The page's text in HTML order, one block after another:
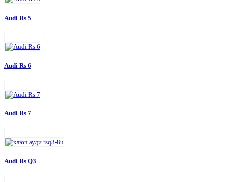
Audi Rs 5
Audi Rs 6
Audi Rs 7
Audi Rs Q3